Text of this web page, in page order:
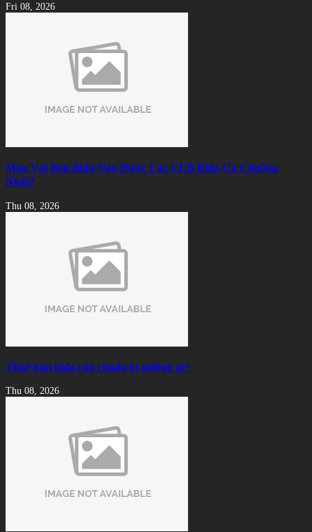
Fri 08, 2026
Màu Vải Bàn Bida Nào Được Các CLB Bida Ưa Chuộng
Nhất?
Thu 08, 2026
Thuê bàn bida cần chuẩn bị những gì?
Thu 08, 2026